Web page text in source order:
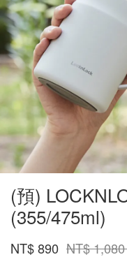
(預)
(355/475ml)
NT$ 890 NT$